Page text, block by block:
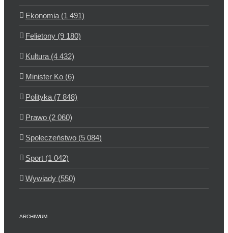
Ekonomia (1 491)
Felietony (9 180)
Kultura (4 432)
Minister Ko (6)
Polityka (7 848)
Prawo (2 060)
Społeczeństwo (5 084)
Sport (1 042)
Wywiady (550)
ARCHIWUM